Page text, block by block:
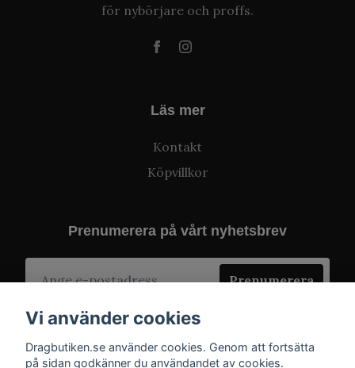
för nybörjare och proffs.
Läs mer
Kontakt
Köpvillkor
Prenumerera på vårt nyhetsbrev
Prenumerera
Vi använder cookies
Dragbutiken.se använder cookies. Genom att fortsätta
på sidan godkänner du användandet av cookies.